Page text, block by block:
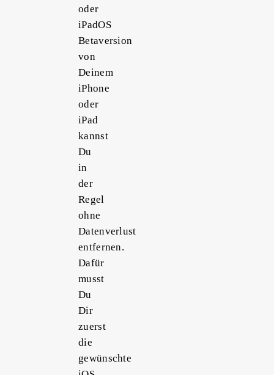
oder
iPadOS
Betaversion
von
Deinem
iPhone
oder
iPad
kannst
Du
in
der
Regel
ohne
Datenverlust
entfernen.
Dafür
musst
Du
Dir
zuerst
die
gewünschte